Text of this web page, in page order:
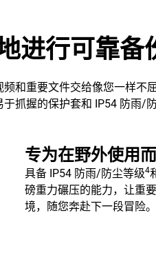
进行可靠备
和重要文件交给像您一样
抓握的保护套和 IP54 防雨/
专为在野外使用
具备 IP54 防雨/防尘等级4
磅重力碾压的能力，让重
境，随您奔赴下一段冒险。